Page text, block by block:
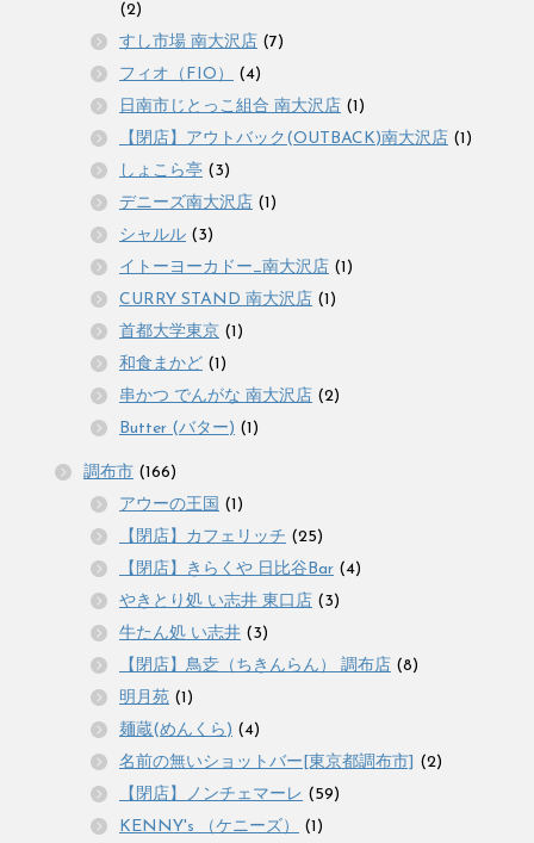
(2)
すし市場 南大沢店 (7)
フィオ（FIO）
(4)
日南市じとっこ組合 南大沢店 (1)
【閉店】アウトバック(OUTBACK)南大沢店 (1)
しょこら亭 (3)
デニーズ南大沢店 (1)
シャルル (3)
イトーヨーカドー_南大沢店 (1)
CURRY STAND 南大沢店 (1)
首都大学東京 (1)
和食まかど (1)
串かつ でんがな 南大沢店 (2)
Butter (バター) (1)
調布市 (166)
アウーの王国 (1)
【閉店】カフェリッチ (25)
【閉店】きらくや 日比谷Bar (4)
やきとり処 い志井 東口店 (3)
牛たん処 い志井 (3)
【閉店】鳥赱（ちきんらん） 調布店 (8)
明月苑 (1)
麺蔵(めんくら) (4)
名前の無いショットバー[東京都調布市]
(2)
【閉店】ノンチェマーレ (59)
KENNY's （ケニーズ）
(1)